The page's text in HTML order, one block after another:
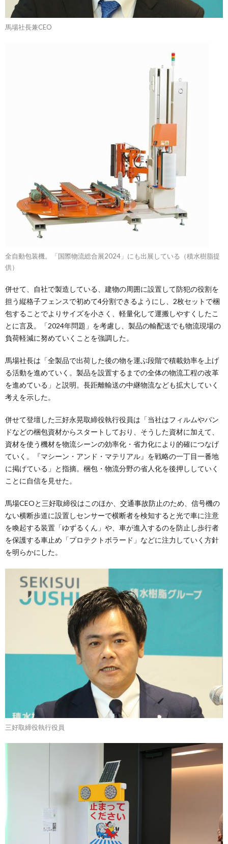
馬場社長兼CEO
全自動包装機。「国際物流総合展2024」にも出展している（積水樹脂提
供）
併せて、自社で製造している、建物の周囲に設置して防犯の役割を
担う縦格子フェンスで初めて4分割できるようにし、2枚セットで梱
包することでよりサイズを小さく、軽量化して運搬しやすくしたこ
とに言及。「2024年問題」を考慮し、製品の輸配送でも物流現場の
負荷軽減に努めていくことを強調した。
馬場社長は「全製品で出荷した後の物を運ぶ段階で積載効率を上げ
る活動を進めていく。製品を設置するまでの全体の物流工程の改革
を進めている」と説明。長距離輸送の中継物流なども拡大していく
考えを示した。
併せて登壇した三好永晃取締役執行役員は「当社はフィルムやバン
ドなどの梱包資材からスタートしており、そうした資材に加えて、
資材を使う機材を物流シーンの効率化・省力化により的確につなげ
ていく。『マシーン・アンド・マテリアル』を戦略の一丁目一番地
に掲げている」と指摘。梱包・物流分野の省人化を後押ししていく
ことに自信を見せた。
馬場CEOと三好取締役はこのほか、交通事故防止のため、信号機の
ない横断歩道に設置しセンサーで横断者を検知すると光で車に注意
を喚起する装置「ゆずるくん」や、車が進入するのを防止し歩行者
を保護する車止め「プロテクトボラード」などに注力していく方針
を明らかにした。
三好取締役執行役員